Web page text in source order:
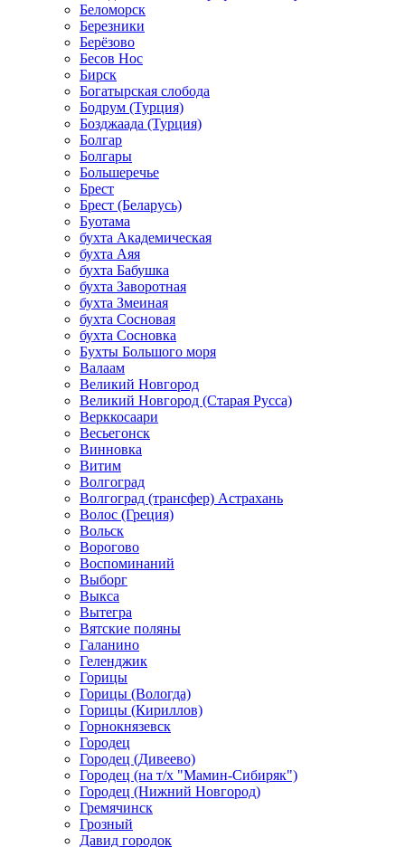
Беломорск
Березники
Берёзово
Бесов Нос
Бирск
Богатырская слобода
Бодрум (Турция)
Бозджаада (Турция)
Болгар
Болгары
Большеречье
Брест
Брест (Беларусь)
Буотама
бухта Академическая
бухта Аяя
бухта Бабушка
бухта Заворотная
бухта Змеиная
бухта Сосновая
бухта Сосновка
Бухты Большого моря
Валаам
Великий Новгород
Великий Новгород (Старая Русса)
Верккосаари
Весьегонск
Винновка
Витим
Волгоград
Волгоград (трансфер) Астрахань
Волос (Греция)
Вольск
Ворогово
Воспоминаний
Выборг
Выкса
Вытегра
Вятские поляны
Галанино
Геленджик
Горицы
Горицы (Вологда)
Горицы (Кириллов)
Горнокнязевск
Городец
Городец (Дивеево)
Городец (на т/х "Мамин-Сибиряк")
Городец (Нижний Новгород)
Гремячинск
Грозный
Давид городок